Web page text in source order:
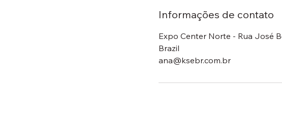
Informações de contato
Expo Center Norte - Rua José
Brazil
ana@ksebr.com.br